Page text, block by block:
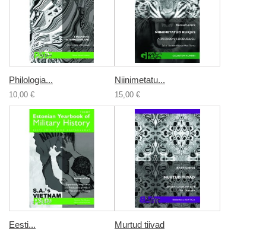
Philologia...
10,00 €
Niinimetatu...
15,00 €
Eesti... Murtud tiivad